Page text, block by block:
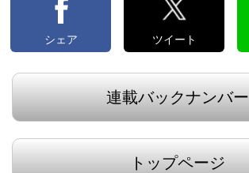
シェア ツイート
連載バックナンバー
トップページ